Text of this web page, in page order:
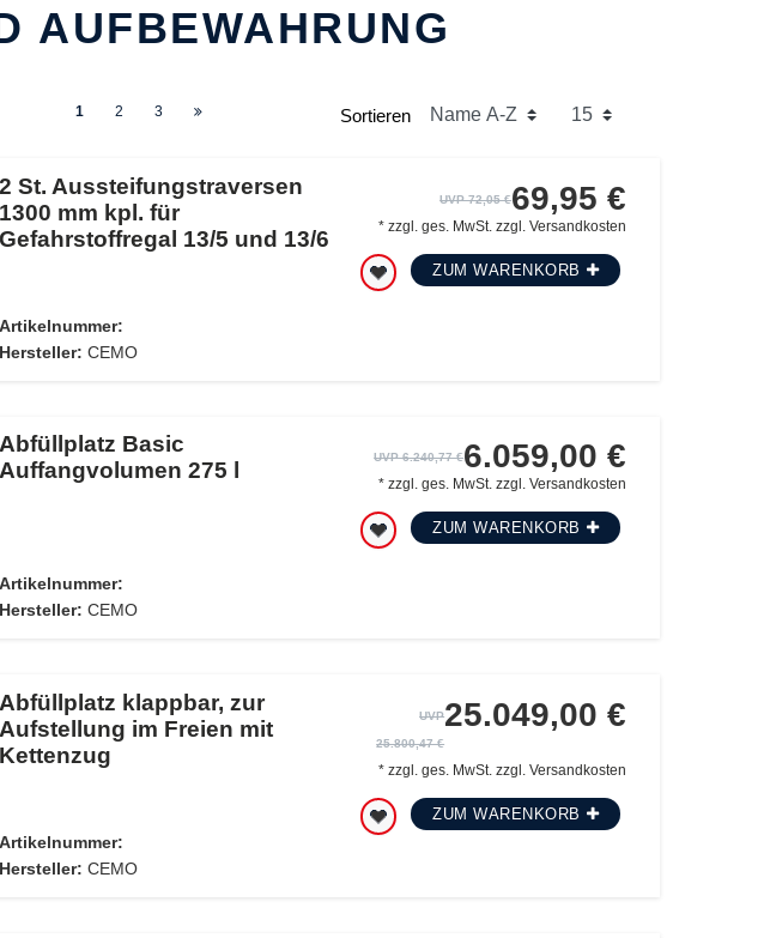
AUFBEWAHRUNG
1 2 3 Sortieren
2 St. Aussteifungstraversen
1300 mm kpl. für
Gefahrstoffregal 13/5 und 13/6
Artikelnummer:
Hersteller: CEMO
UVP 72,05 €69,95 €
*zzgl. ges. MwSt. zzgl.Versandkosten
ZUM WARENKORB
Abfüllplatz Basic
Auffangvolumen 275 l
Artikelnummer:
Hersteller: CEMO
UVP 6.240,77 €6.059,00 €
*zzgl. ges. MwSt. zzgl.Versandkosten
ZUM WARENKORB
Abfüllplatz klappbar, zur
Aufstellung im Freien mit
Kettenzug
Artikelnummer:
Hersteller: CEMO
UVP
25.800,47 €
25.049,00 €
*zzgl. ges. MwSt. zzgl.Versandkosten
ZUM WARENKORB